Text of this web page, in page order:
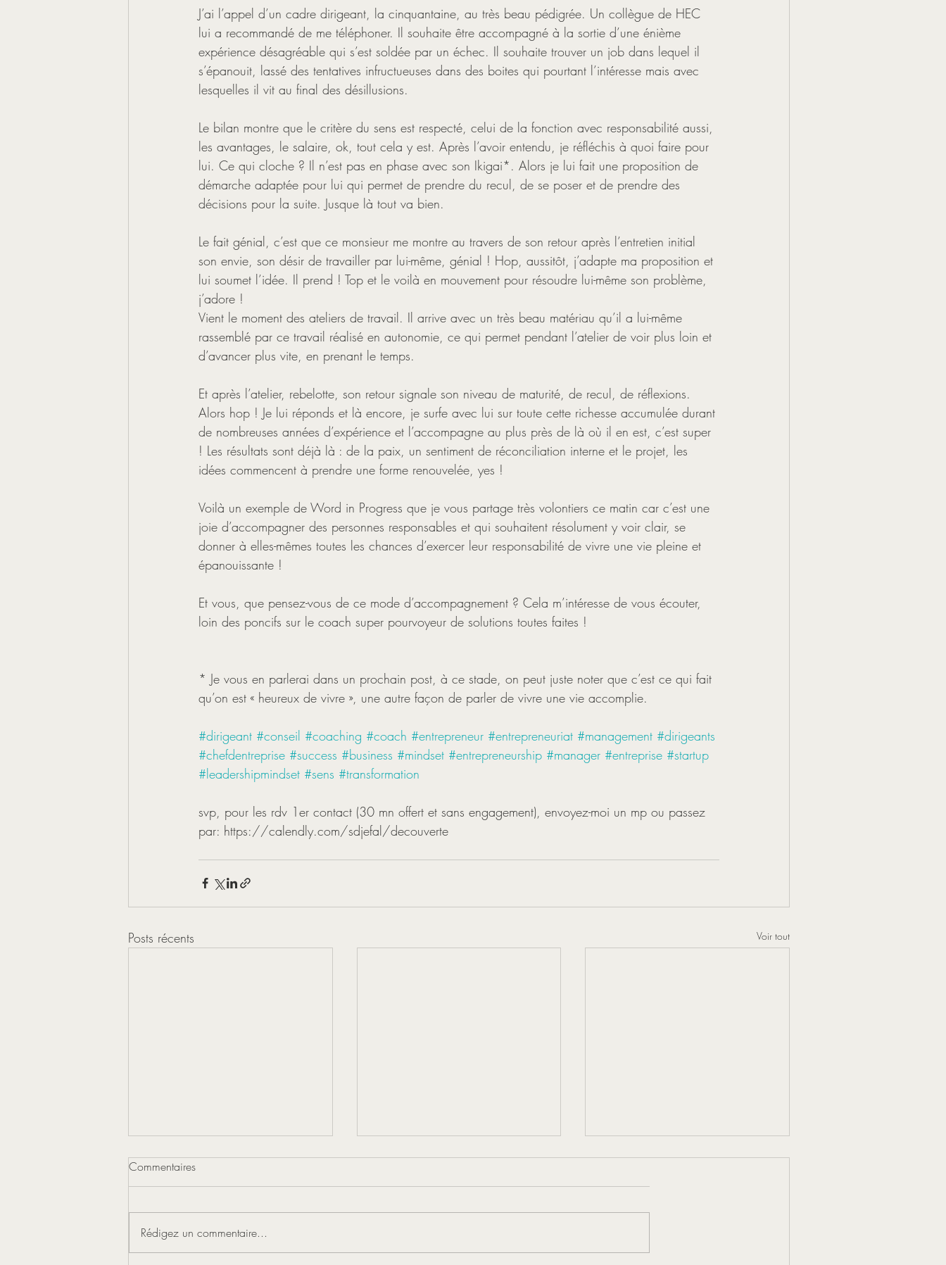
J’ai l’appel d’un cadre dirigeant, la cinquantaine, au très beau pédigrée. Un collègue de HEC
lui a recommandé de me téléphoner. Il souhaite être accompagné à la sortie d’une énième
expérience désagréable qui s’est soldée par un échec. Il souhaite trouver un job dans lequel il
s’épanouit, lassé des tentatives infructueuses dans des boites qui pourtant l’intéresse mais avec
lesquelles il vit au final des désillusions.
Le bilan montre que le critère du sens est respecté, celui de la fonction avec responsabilité aussi,
les avantages, le salaire, ok, tout cela y est. Après l’avoir entendu, je réfléchis à quoi faire pour
lui. Ce qui cloche ? Il n’est pas en phase avec son Ikigai*. Alors je lui fait une proposition de
démarche adaptée pour lui qui permet de prendre du recul, de se poser et de prendre des
décisions pour la suite. Jusque là tout va bien.
Le fait génial, c’est que ce monsieur me montre au travers de son retour après l’entretien initial
son envie, son désir de travailler par lui-même, génial ! Hop, aussitôt, j’adapte ma proposition et
lui soumet l’idée. Il prend ! Top et le voilà en mouvement pour résoudre lui-même son problème,
j’adore !
Vient le moment des ateliers de travail. Il arrive avec un très beau matériau qu’il a lui-même
rassemblé par ce travail réalisé en autonomie, ce qui permet pendant l’atelier de voir plus loin et
d’avancer plus vite, en prenant le temps.
Et après l’atelier, rebelotte, son retour signale son niveau de maturité, de recul, de réflexions.
Alors hop ! Je lui réponds et là encore, je surfe avec lui sur toute cette richesse accumulée durant
de nombreuses années d’expérience et l’accompagne au plus près de là où il en est, c’est super
! Les résultats sont déjà là : de la paix, un sentiment de réconciliation interne et le projet, les
idées commencent à prendre une forme renouvelée, yes !
Voilà un exemple de Word in Progress que je vous partage très volontiers ce matin car c’est une
joie d’accompagner des personnes responsables et qui souhaitent résolument y voir clair, se
donner à elles-mêmes toutes les chances d’exercer leur responsabilité de vivre une vie pleine et
épanouissante !
Et vous, que pensez-vous de ce mode d’accompagnement ? Cela m’intéresse de vous écouter,
loin des poncifs sur le coach super pourvoyeur de solutions toutes faites !
* Je vous en parlerai dans un prochain post, à ce stade, on peut juste noter que c’est ce qui fait
qu’on est « heureux de vivre », une autre façon de parler de vivre une vie accomplie.
#dirigeant #conseil #coaching #coach #entrepreneur #entrepreneuriat #management #dirigeants
#chefdentreprise #success #business #mindset #entrepreneurship #manager #entreprise #startup
#leadershipmindset #sens #transformation
svp, pour les rdv 1er contact (30 mn offert et sans engagement), envoyez-moi un mp ou passez
par: https://calendly.com/sdjefal/decouverte
Posts récents Voir tout
Commentaires
Rédigez un commentaire...